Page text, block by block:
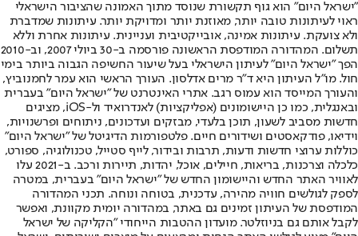
"ישראל היום" הוא גוף תקשורת שנוסד מתוך האמונה שהציבור הישראלי
ראוי לעיתונות טובה יותר, מאוזנת יותר ומדויקת יותר. עיתונות שמדברת
ולא צועקת. עיתונות אמינה, אובייקטיבית ועניינית. עיתונות אחרת וללא
תשלום. המהדורה המודפסת הראשונה פורסמה ב-30 ביולי 2007, וב-2010
הפך "ישראל היום" לעיתון הישראלי בעל שיעור החשיפה הגבוה ביותר בימי
חול. מו"ל העיתון היא ד"ר מרים אדלסון. העורך הראשי הוא עמר לחמנוביץ,
והעורך המייסד הוא עמוס רגב. אתרי האינטרנט של "ישראל היום" בעברית
ובאנגלית, כמו כן היישומונים (אפליקציות) לאנדרואיד ול-iOS, מציגים
חדשות מסביב לשעון, תוכן בלעדי, מבזקים ועדכונים, ניתוחים ופרשנויות,
וידיאו, פודקאסטים ושידורים חיים. פלטפורמות הדיגיטל של "ישראל היום"
כוללות ערוצי חדשות ודעות, תרבות ובידור, לייף סטייל, טכנולוגיה, ספורט,
כלכלה וצרכנות, בריאות, חיילים, אוכל, יהדות, תיירות ורכב. ב-2021 עלו
לאוויר האתר החדש והיישומון החדש של "ישראל היום" בעברית, במטרה
לספק לגולשים חוויה מהירה, עדכנית, בטוחה ונוחה. תכני המהדורה
המודפסת של העיתון זמינים גם באתר, במהדורה יומית מקוונת, ואפשר
לקבל אותם גם בניוזלטר. מועדון ההטבות הייחודי "הקליקה של ישראל